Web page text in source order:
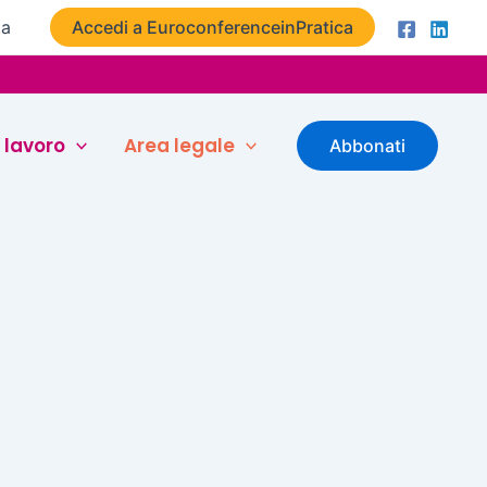
Accedi a EuroconferenceinPratica
lavoro Area legale Abbonati